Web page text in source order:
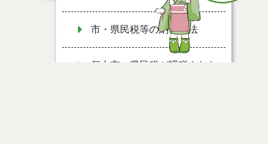
市・県民税等の納付方法
個人市・県民税が課税されな